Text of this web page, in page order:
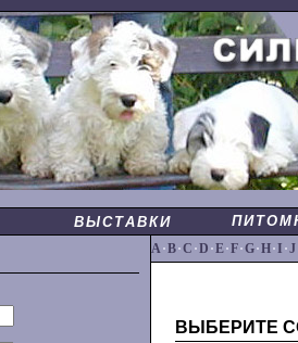
ВЫСТАВКИ
A·B·C ·D ·E·F·G·H·I ·J
ВЫБЕРИТЕ